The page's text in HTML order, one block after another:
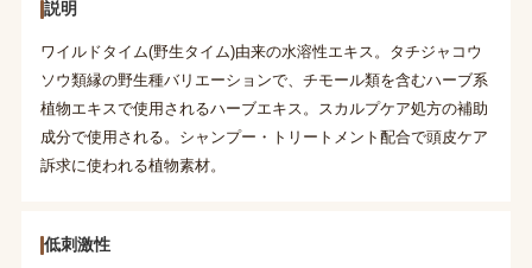
説明
ワイルドタイム(野生タイム)由来の水溶性エキス。タチジャコウ
ソウ類縁の野生種バリエーションで、チモール類を含むハーブ系
植物エキスで使用されるハーブエキス。スカルプケア処方の補助
成分で使用される。シャンプー・トリートメント配合で頭皮ケア
訴求に使われる植物素材。
低刺激性